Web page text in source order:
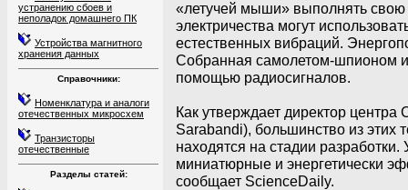
устранению сбоев и
неполадок домашнего ПК
Устройства магнитного
хранения данных
Справочники:
Номенклатура и аналоги
отечественных микросхем
Транзисторы
отечественные
Разделы статей:
«летучей мыши» выполнять свою
электричества могут
естественных вибраций.
Собранная самолетом-шпионом
помощью радиосигналов.
Как утверждает директор
Sarabandi), большинство из этих
находятся на стадии
миниатюрные и энергетически
сообщает ScienceDaily.